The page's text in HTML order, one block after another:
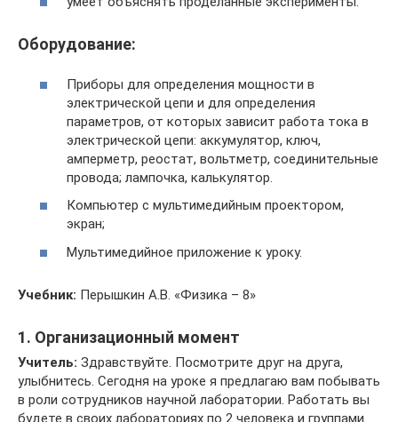
Оборудование:
Приборы для определения мощности в
электрической цепи и для определения
параметров, от которых зависит работа тока в
электрической цепи: аккумулятор, ключ,
амперметр, реостат, вольтметр, соединительные
провода; лампочка, калькулятор.
Компьютер с мультимедийным проектором,
экран;
Мультимедийное приложение к уроку.
Учебник: Перышкин А.В. «Физика – 8»
1. Организационный момент
Учитель: Здравствуйте. Посмотрите друг на друга,
улыбнитесь. Сегодня на уроке я предлагаю вам побывать
в роли сотрудников научной лаборатории. Работать вы
будете в своих лабораториях по 2 человека и группами.